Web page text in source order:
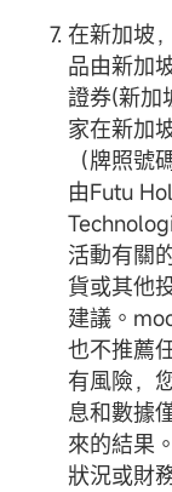
在新加坡
品由新加
證券(新加
家在新加
（牌照
由Futu
活動有關
貨或其他
建議。
也不推薦
有風險，
息和數據
來的結果
狀況或財